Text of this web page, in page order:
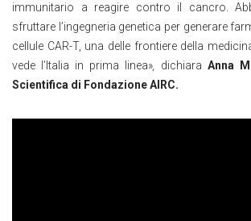
immunitario a reagire contro il cancro.
sfruttare l’ingegneria genetica per generare
cellule CAR-T, una delle frontiere della
vede l’Italia in prima linea»
dichiara Anna
Scientifica di Fondazione AIRC.